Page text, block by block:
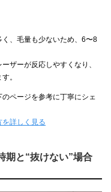
、毛量も少ないため、6〜8
ザーが反応しやすくなり、
。
ページを参考に丁寧にシェ
詳しく見る
期と“抜けない”場合